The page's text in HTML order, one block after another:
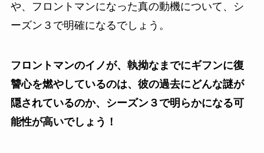
や、フロントマンになった真の動機について、シ
ーズン３で明確になるでしょう。
フロントマンのイノが、執拗なまでにギフンに復
讐心を燃やしているのは、彼の過去にどんな謎が
隠されているのか、シーズン３で明らかになる可
能性が高いでしょう！